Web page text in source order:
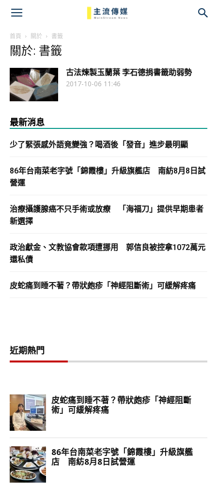
首頁 關於 書籤
關於: 書籤
古法煉製玉蘭葉 李石德捐書籤助弱勢
2017-10-06 11:46
最新消息
少了緊張感外語竟變強？喝酒後「發音」進步最明顯
86年台南菜老字號「錦霞樓」升級旗艦店 南紡8月8日試
營運
治療攝護腺癌不只手術或放療 「海福刀」提供早期患者
新選擇
政治獻金、文教協會款項遭挪用 郭信良被控拿1072萬元
還私債
皮蛇痛到睡不著？帶狀皰疹「神經阻斷術」可緩解疼痛
近期熱門